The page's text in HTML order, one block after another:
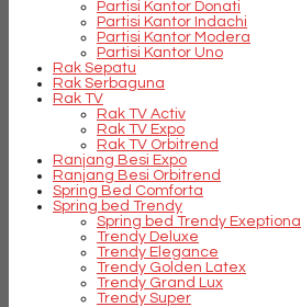
Partisi Kantor Donati
Partisi Kantor Indachi
Partisi Kantor Modera
Partisi Kantor Uno
Rak Sepatu
Rak Serbaguna
Rak TV
Rak TV Activ
Rak TV Expo
Rak TV Orbitrend
Ranjang Besi Expo
Ranjang Besi Orbitrend
Spring Bed Comforta
Spring bed Trendy
Spring bed Trendy Exeptional
Trendy Deluxe
Trendy Elegance
Trendy Golden Latex
Trendy Grand Lux
Trendy Super